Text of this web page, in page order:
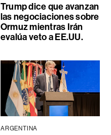
Trump dice que avanzan
las negociaciones sobre
Ormuz mientras Irán
evalúa veto a EE.UU.
ARGENTINA